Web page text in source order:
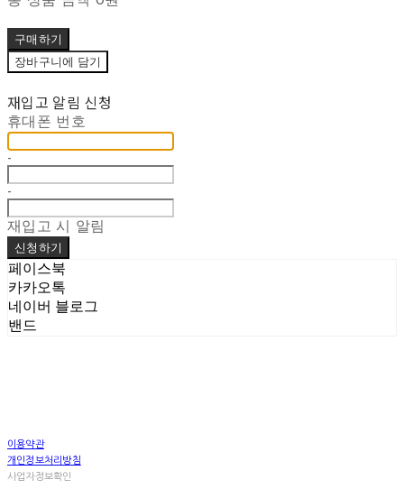
구매하기
장바구니에 담기
재입고 알림 신청
휴대폰 번호
-
-
재입고 시 알림
신청하기
페이스북
카카오톡
네이버 블로그
밴드
이용약관
개인정보처리방침
사업자정보확인